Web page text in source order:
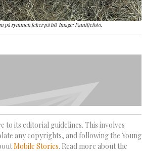
på rymmen leker på hö. Image: Familjefoto.
its editorial guidelines. This involves
any copyrights, and following the Young
Mobile Stories. Read more about the